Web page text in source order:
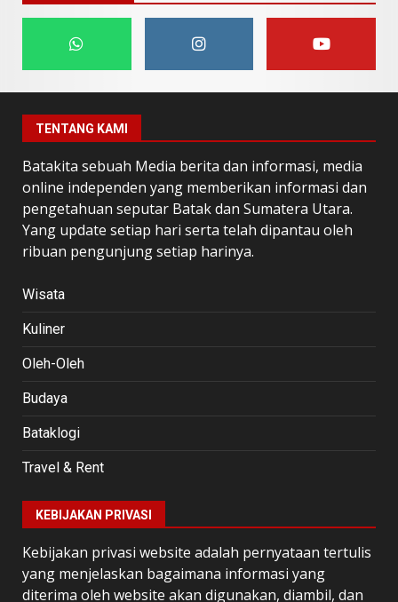
TENTANG KAMI
Batakita sebuah Media berita dan informasi, media
online independen yang memberikan informasi dan
pengetahuan seputar Batak dan Sumatera Utara.
Yang update setiap hari serta telah dipantau oleh
ribuan pengunjung setiap harinya.
Wisata
Kuliner
Oleh-Oleh
Budaya
Bataklogi
Travel & Rent
KEBIJAKAN PRIVASI
Kebijakan privasi website adalah pernyataan tertulis
yang menjelaskan bagaimana informasi yang
diterima oleh website akan digunakan, diambil, dan